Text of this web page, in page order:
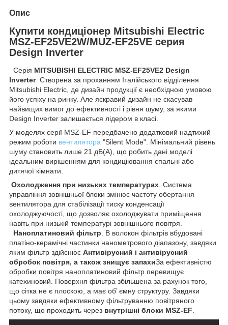
Опис
Купити кондиціонер Mitsubishi Electric
MSZ-EF25VE2W/MUZ-EF25VE серия
Design Inverter
Серія MITSUBISHI ELECTRIC MSZ-EF25VE2 Design
InverterСтворена за проханням Італійського відділення
Mitsubishi Electric, де дизайн продукції є необхідною умовою
його успіху на ринку. Але яскравий дизайн не скасував
найвищих вимог до ефективності і рівня шуму, за якими
Design Inverter залишається лідером в класі.
У моделях серії MSZ-EF передбачено додатковий надтихий
режим роботи вентилятора "Silent Mode". Мінімальний рівень
шуму становить лише 21 дБ(А), що робить дані моделі
ідеальним вирішенням для кондиціювання спальні або
дитячої кімнати.
Охолодження при низьких температурах. Система
управління зовнішньої блоки змінює частоту обертання
вентилятора для стабілізації тиску конденсації
охолоджуючості, що дозволяє охолоджувати приміщення
навіть при низькій температурі зовнішнього повітря.
Наноплатиновий фільтр. В волокон фільтрів вбудовані
платіно-керамічні частинки нанометрового діапазону, завдяки
яким фільтр здійснює Антивірусний і антивірусний
обробок повітря, а також знищує запахиЗа ефективністю
обробки повітря наноплатиновий фільтр перевищує
катехиновий. Поверхня фільтра збільшена за рахунок того,
що сітка не є плоскою, а має об’ ємну структуру. Завдяки
цьому завдяки ефективному фільтруванню повітряного
потоку, що проходить через внутрішні блоки MSZ-EF.